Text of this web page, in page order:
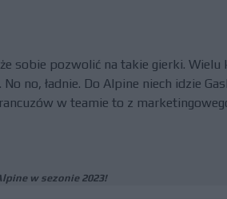
sobie pozwolić na takie gierki. Wielu
no, ładnie. Do Alpine niech idzie
w teamie to z
w sezonie 2023!